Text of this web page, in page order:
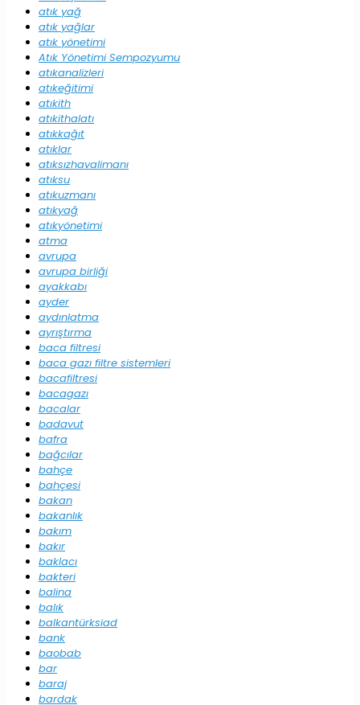
atık yağ
atık yağlar
atık yönetimi
Atık Yönetimi Sempozyumu
atıkanalizleri
atıkeğitimi
atıkith
atıkithalatı
atıkkağıt
atıklar
atıksızhavalimanı
atıksu
atıkuzmanı
atıkyağ
atıkyönetimi
atma
avrupa
avrupa birliği
ayakkabı
ayder
aydınlatma
ayrıştırma
baca filtresi
baca gazı filtre sistemleri
bacafiltresi
bacagazı
bacalar
badavut
bafra
bağcılar
bahçe
bahçesi
bakan
bakanlık
bakım
bakır
baklacı
bakteri
balina
balık
balkantürksiad
bank
baobab
bar
baraj
bardak